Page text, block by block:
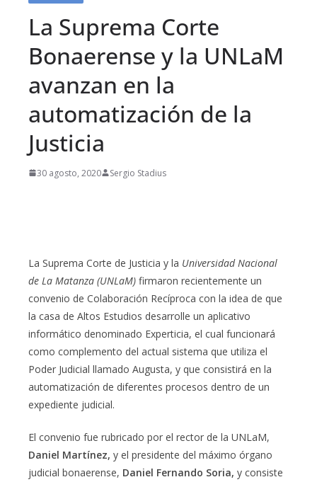
La Suprema Corte
Bonaerense y la UNLaM
avanzan en la
automatización de la
Justicia
30 agosto, 2020 Sergio Stadius
La Suprema Corte de Justicia y la Universidad Nacional
de La Matanza (UNLaM) firmaron recientemente un
convenio de Colaboración Recíproca con la idea de que
la casa de Altos Estudios desarrolle un aplicativo
informático denominado Experticia, el cual funcionará
como complemento del actual sistema que utiliza el
Poder Judicial llamado Augusta, y que consistirá en la
automatización de diferentes procesos dentro de un
expediente judicial.
El convenio fue rubricado por el rector de la UNLaM,
Daniel Martínez, y el presidente del máximo órgano
judicial bonaerense, Daniel Fernando Soria, y consiste